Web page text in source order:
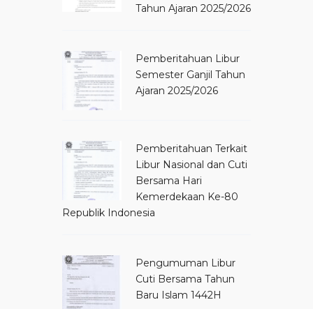
Tahun Ajaran 2025/2026
Pemberitahuan Libur
Semester Ganjil Tahun
Ajaran 2025/2026
Pemberitahuan Terkait
Libur Nasional dan Cuti
Bersama Hari
Kemerdekaan Ke-80
Republik Indonesia
Pengumuman Libur
Cuti Bersama Tahun
Baru Islam 1442H